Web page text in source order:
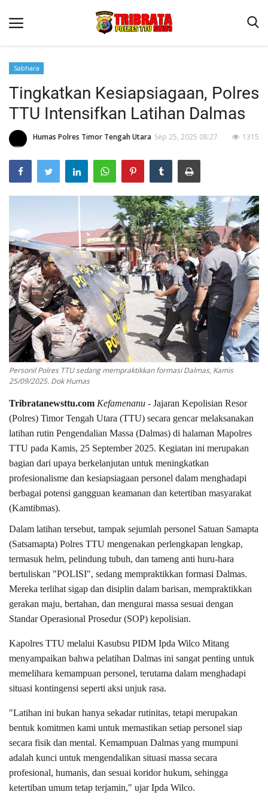
Beranda
Terms & Conditions
Reskrim
Binkam
Lantas
Sabhara
Tingkatkan Kesiapsiagaan, Polres
TTU Intensifkan Latihan Dalmas
Humas Polres Timor Tengah Utara Sep 25, 2025 08:27 1315
Personil Polres TTU sedang mempraktikkan formasi Dalmas, Kamis
25/09/2025. Dok Humas
Tribratanewsttu.com Kefamenanu - Jajaran Kepolisian Resor
(Polres) Timor Tengah Utara (TTU) secara gencar melaksanakan
latihan rutin Pengendalian Massa (Dalmas) di halaman Mapolres
TTU pada Kamis, 25 September 2025. Kegiatan ini merupakan
bagian dari upaya berkelanjutan untuk meningkatkan
profesionalisme dan kesiapsiagaan personel dalam menghadapi
berbagai potensi gangguan keamanan dan ketertiban masyarakat
(Kamtibmas).
Dalam latihan tersebut, tampak sejumlah personel Satuan Samapta
(Satsamapta) Polres TTU mengenakan perlengkapan lengkap,
termasuk helm, pelindung tubuh, dan tameng anti huru-hara
bertuliskan "POLISI", sedang mempraktikkan formasi Dalmas.
Mereka terlihat sigap dan disiplin dalam barisan, mempraktikkan
gerakan maju, bertahan, dan mengurai massa sesuai dengan
Standar Operasional Prosedur (SOP) kepolisian.
Kapolres TTU melalui Kasubsu PIDM Ipda Wilco Mitang
menyampaikan bahwa pelatihan Dalmas ini sangat penting untuk
memelihara kemampuan personel, terutama dalam menghadapi
situasi kontingensi seperti aksi unjuk rasa.
"Latihan ini bukan hanya sekadar rutinitas, tetapi merupakan
bentuk komitmen kami untuk memastikan setiap personel siap
secara fisik dan mental. Kemampuan Dalmas yang mumpuni
adalah kunci untuk mengendalikan situasi massa secara
profesional, humanis, dan sesuai koridor hukum, sehingga
ketertiban umum tetap terjamin," ujar Ipda Wilco.